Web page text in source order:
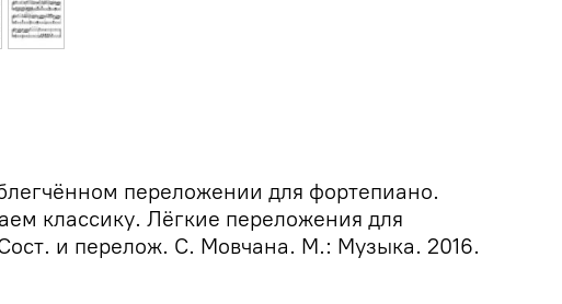
переложении для фортепиано.
классику. Лёгкие переложения для
и перелож. С. Мовчана. М.: Музыка. 2016.